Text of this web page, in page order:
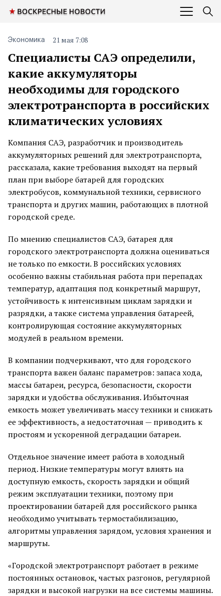
Специалисты САЭ определили,
какие аккумуляторы
необходимы для городского
электротранспорта в российских
климатических условиях
Экономика 21 мая 7:08
Компания САЭ, разработчик и производитель
аккумуляторных решений для электротранспорта,
рассказала, какие требования выходят на первый
план при выборе батарей для городских
электробусов, коммунальной техники, сервисного
транспорта и других машин, работающих в плотной
городской среде.
По мнению специалистов САЭ, батарея для
городского электротранспорта должна оцениваться
не только по емкости. В российских условиях
особенно важны стабильная работа при перепадах
температур, адаптация под конкретный маршрут,
устойчивость к интенсивным циклам зарядки и
разрядки, а также система управления батареей,
контролирующая состояние аккумуляторных
модулей в реальном времени.
В компании подчеркивают, что для городского
транспорта важен баланс параметров: запаса хода,
массы батареи, ресурса, безопасности, скорости
зарядки и удобства обслуживания. Избыточная
емкость может увеличивать массу техники и снижать
ее эффективность, а недостаточная — приводить к
простоям и ускоренной деградации батареи.
Отдельное значение имеет работа в холодный
период. Низкие температуры могут влиять на
доступную емкость, скорость зарядки и общий
режим эксплуатации техники, поэтому при
проектировании батарей для российского рынка
необходимо учитывать термостабилизацию,
алгоритмы управления зарядом, условия хранения и
маршруты.
«Городской электротранспорт работает в режиме
постоянных остановок, частых разгонов, регулярной
зарядки и высокой нагрузки на все системы машины.